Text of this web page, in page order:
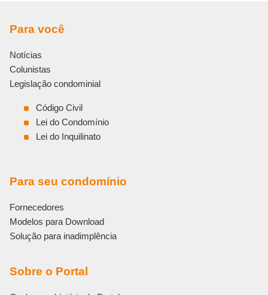
Para você
Notícias
Colunistas
Legislação condominial
Código Civil
Lei do Condomínio
Lei do Inquilinato
Para seu condomínio
Fornecedores
Modelos para Download
Solução para inadimplência
Sobre o Portal